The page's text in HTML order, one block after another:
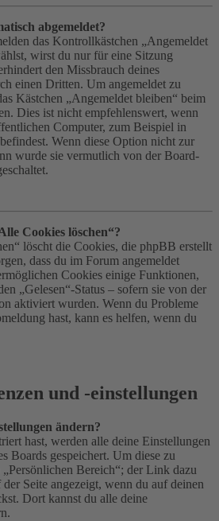
abgemeldet?
das Kontrollkästchen „Angemeldet
wirst du nur für eine Sitzung
den Missbrauch deines
einen Dritten. Um angemeldet zu
Kästchen „Angemeldet bleiben“ beim
Dies ist nicht empfehlenswert, wenn
Computer, zum Beispiel in
Wenn diese Option nicht zur
wurde sie vermutlich von der Board-
Cookies löschen“?
löscht die Cookies, die phpBB erstellt
dass du im Forum angemeldet
Cookies einige Funktionen,
„Gelesen“-Status – sofern sie von der
aktiviert wurden. Wenn du Probleme
hast, kann es helfen, wenn du
und -einstellungen
ändern?
hast, werden alle deine Einstellungen
Boards gespeichert. Um diese zu
Bereich“; der Link dazu
Seite angezeigt, wenn du auf deinen
Dort kannst du alle deine